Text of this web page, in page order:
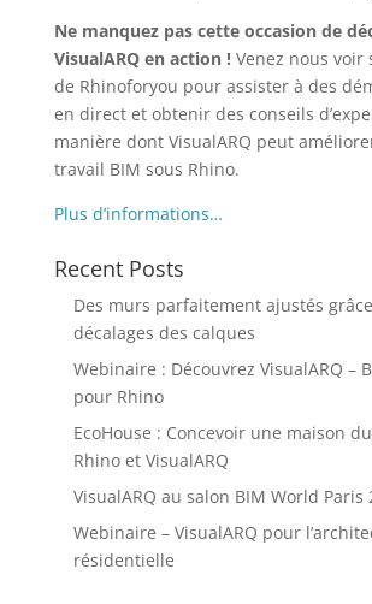
Ne manquez pas cette occasion de
VisualARQ en action !Venez nous voir
de Rhinoforyou pour assister à des
en direct et obtenir des conseils
manière dont VisualARQ peut
travail BIM sous Rhino.
Plus d’informations…
Recent Posts
Des murs parfaitement ajustés
décalages des calques
Webinaire : Découvrez VisualARQ –
pour Rhino
EcoHouse : Concevoir une maison
Rhino et VisualARQ
VisualARQ au salon BIM World Paris
Webinaire – VisualARQ pour
résidentielle